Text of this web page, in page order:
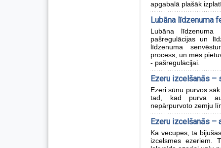
apgabalā plašāk
Lubāna līdzenuma
Lubāna
pašregulācijas un
līdzenuma
process, un mēs
- pašregulācijai.
Ezeru izcelšanās –
Ezeri sūnu purvos
tad, kad purva
nepārpurvoto zemju
Ezeru izcelšanās –
Kā vecupes, tā
izcelsmes ezeriem.